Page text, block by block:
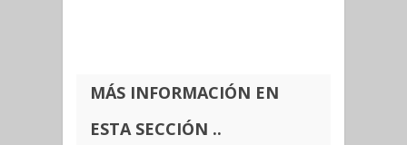
MÁS INFORMACIÓN EN
ESTA SECCIÓN ..